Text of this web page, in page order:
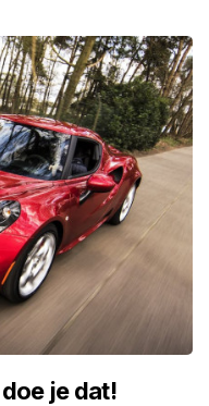
je dat!